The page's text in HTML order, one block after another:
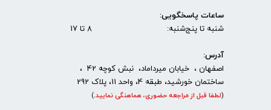
ساعات پاسخگویی:
شنبه تا پنج‌شنبه: 8 تا 17
آدرس:
اصفهان ، خیابان میرداماد، نبش کوچه 42 ،
ساختمان خورشید، طبقه 4، واحد 11، پلاک 292
(لطفا قبل از مراجعه حضوری، هماهنگی نمایید.
)